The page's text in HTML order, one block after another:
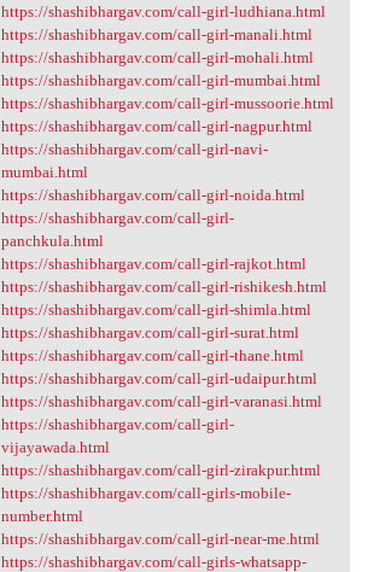
https://shashibhargav.com/call-girl-ludhiana.html
https://shashibhargav.com/call-girl-manali.html
https://shashibhargav.com/call-girl-mohali.html
https://shashibhargav.com/call-girl-mumbai.html
https://shashibhargav.com/call-girl-mussoorie.html
https://shashibhargav.com/call-girl-nagpur.html
https://shashibhargav.com/call-girl-navi-
mumbai.html
https://shashibhargav.com/call-girl-noida.html
https://shashibhargav.com/call-girl-
panchkula.html
https://shashibhargav.com/call-girl-rajkot.html
https://shashibhargav.com/call-girl-rishikesh.html
https://shashibhargav.com/call-girl-shimla.html
https://shashibhargav.com/call-girl-surat.html
https://shashibhargav.com/call-girl-thane.html
https://shashibhargav.com/call-girl-udaipur.html
https://shashibhargav.com/call-girl-varanasi.html
https://shashibhargav.com/call-girl-
vijayawada.html
https://shashibhargav.com/call-girl-zirakpur.html
https://shashibhargav.com/call-girls-mobile-
number.html
https://shashibhargav.com/call-girl-near-me.html
https://shashibhargav.com/call-girls-whatsapp-